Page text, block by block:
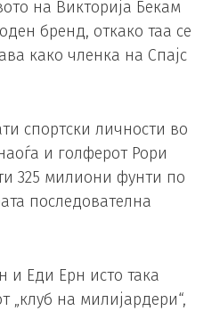
на Викторија Бекам
бренд, откако таа се
како членка на Спајс
спортски личности во
и голферот Рори
325 милиони фунти по
последователна
и Еди Ерн исто така
„клуб на милијардери“,